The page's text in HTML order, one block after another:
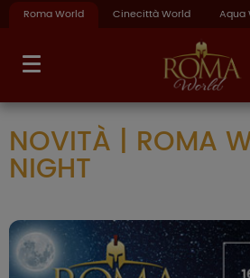
Roma World Cinecittà World Aqua
NOVITÀ | ROMA
NIGHT